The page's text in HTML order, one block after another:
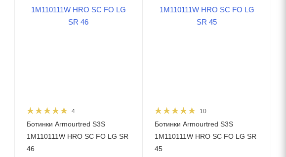
4
Ботинки Armourtred S3S
1M110111W HRO SC FO LG SR
46
10
Ботинки Armourtred S3S
1M110111W HRO SC FO LG SR
45